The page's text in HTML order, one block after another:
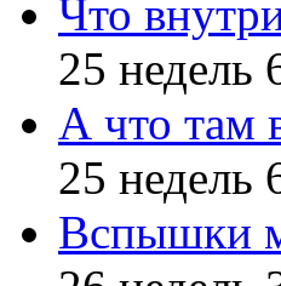
Что
25 недель
А что там
25 недель
Вспышки